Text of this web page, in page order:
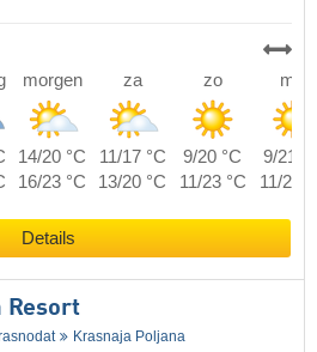
morgen za zo ma
14/20 °C 11/17 °C 9/20 °C
9/21
16/23 °C 13/20 °C 11/23 °C 11/24
Details
Resort
Krasnaja Poljana